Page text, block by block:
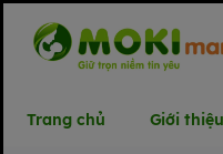
Trang chủ Giới thiệu